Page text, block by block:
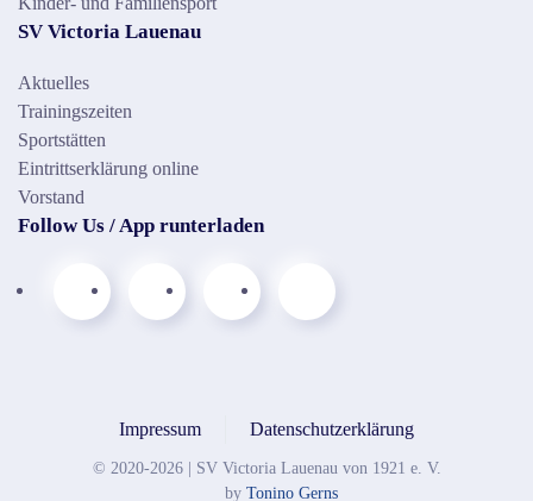
SV Victoria Lauenau
Aktuelles
Trainingszeiten
Sportstätten
Eintrittserklärung online
Vorstand
Follow Us / App runterladen
Impressum Datenschutzerklärung
© 2020-2026| SV Victoria Lauenau von 1921 e. V.
by Tonino Gerns